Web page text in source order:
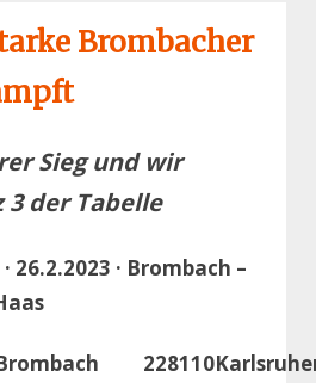
Brombacher
Sieg und wir
3 der Tabelle
26.2.2023 · Brombach –
228110